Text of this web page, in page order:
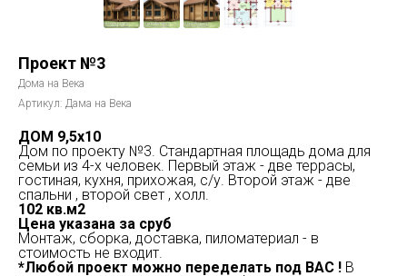
Проект №3
Дома на Века
Артикул: Дама на Века
ДОМ 9,5х10
Дом по проекту №3. Стандартная площадь дома для
семьи из 4-х человек. Первый этаж - две террасы,
гостиная, кухня, прихожая, с/у. Второй этаж - две
спальни , второй свет , холл.
102 кв.м2
Цена указана за сруб
Монтаж, сборка, доставка, пиломатериал - в
стоимость не входит.
*Любой проект можно переделать под ВАС ! В